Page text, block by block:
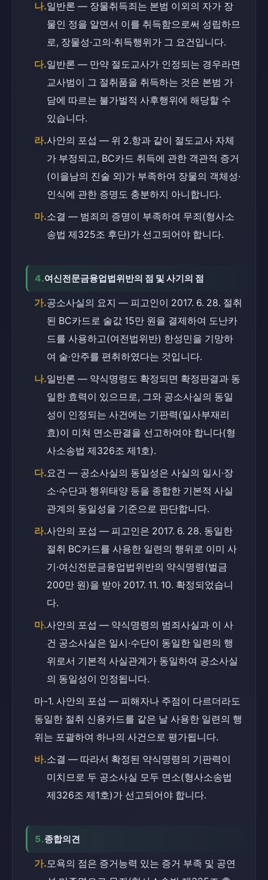
나.일반론 — 장물취득죄는 본범 이외의 자가 장
물인 정을 알면서 이를 취득함으로써 성립하므
로, 장물성·고의·취득행위가 그 요건입니다.
다.일반론 — 만약 절도교사가 인정되는 경우라면
교사범이 그 절취품을 취득하는 것은 본범 가
담에 따르는 불가벌적 사후행위에 해당할 수
있습니다.
라.사안의 포섭 — 위 2.항과 같이 절도교사 자체
가 부정되고, BC카드 취득에 관한 객관적 증거
(이을남의 진술 외)가 부족하여 장물의 객체성·
인식에 관한 증명도 충분하지 아니합니다.
마.소결 — 범죄의 증명이 부족하여 무죄(형사소
송법 제325조 후단)가 선고되어야 합니다.
4.여신전문금융업법위반의 점 및 사기의 점
가.공소사실의 요지 — 피고인이 2017. 6. 28. 절취
된 BC카드로 술값 15만 원을 결제하여 도난카
드를 사용하고(여전법위반) 한성민을 기망하
여 술·안주를 편취하였다는 것입니다.
나.일반론 — 약식명령도 확정되면 확정판결과 동
일한 효력이 있으므로, 그와 공소사실의 동일
성이 인정되는 사건에는 기판력(일사부재리
효)이 미쳐 면소판결을 선고하여야 합니다(형
사소송법 제326조 제1호).
다.요건 — 공소사실의 동일성은 사실의 일시·장
소·수단과 행위태양 등을 종합한 기본적 사실
관계의 동일성을 기준으로 판단합니다.
라.사안의 포섭 — 피고인은 2017. 6. 28. 동일한
절취 BC카드를 사용한 일련의 행위로 이미 사
기·여신전문금융업법위반의 약식명령(벌금
200만 원)을 받아 2017. 11. 10. 확정되었습니
다.
마.사안의 포섭 — 약식명령의 범죄사실과 이 사
건 공소사실은 일시·수단이 동일한 일련의 행
위로서 기본적 사실관계가 동일하여 공소사실
의 동일성이 인정됩니다.
마-1. 사안의 포섭 — 피해자나 주점이 다르더라도
동일한 절취 신용카드를 같은 날 사용한 일련의 행
위는 포괄하여 하나의 사건으로 평가됩니다.
바.소결 — 따라서 확정된 약식명령의 기판력이
미치므로 두 공소사실 모두 면소(형사소송법
제326조 제1호)가 선고되어야 합니다.
5.종합의견
가.모욕의 점은 증거능력 있는 증거 부족 및 공연